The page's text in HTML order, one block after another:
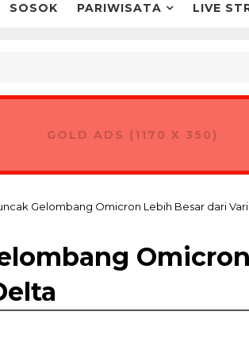
SOSOK PARIWISATA LIVE
Seimbang
GOLD ADS (1170 X 350)
Gelombang Omicron Lebih Besar dari
Omicron